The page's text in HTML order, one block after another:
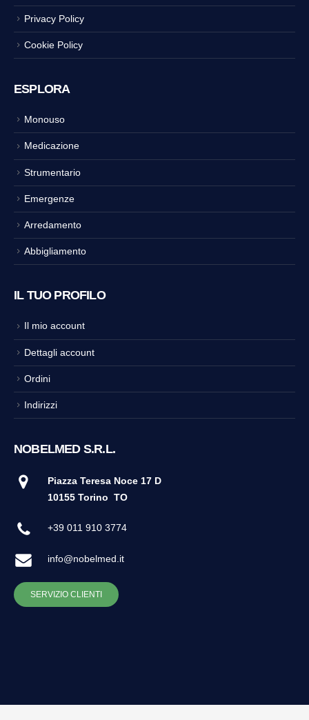
Privacy Policy
Cookie Policy
ESPLORA
Monouso
Medicazione
Strumentario
Emergenze
Arredamento
Abbigliamento
IL TUO PROFILO
Il mio account
Dettagli account
Ordini
Indirizzi
NOBELMED S.R.L.
Piazza Teresa Noce 17 D
10155 Torino TO
+39 011 910 3774
info@nobelmed.it
SERVIZIO CLIENTI